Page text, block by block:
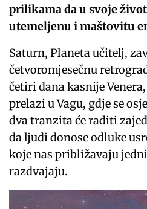
prilikama da u svoje
utemeljenu i maštovitu
Saturn, Planeta učitelj,
četvoromjesečnu
četiri dana kasnije
prelazi u Vagu, gdje se
dva tranzita će raditi
da ljudi donose odluke
koje nas približavaju
razdvajaju.